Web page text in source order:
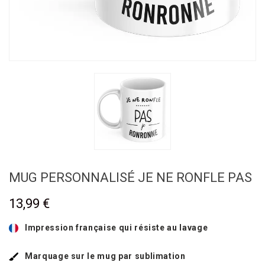
MUG PERSONNALISÉ JE NE RONFLE PAS
13,99 €
Impression française qui résiste au lavage
Marquage sur le mug par sublimation